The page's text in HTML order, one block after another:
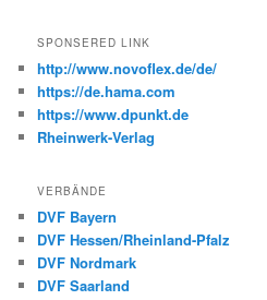
SPONSERED LINK
http://www.novoflex.de/de/
https://de.hama.com
https://www.dpunkt.de
Rheinwerk-Verlag
VERBÄNDE
DVF Bayern
DVF Hessen/Rheinland-Pfalz
DVF Nordmark
DVF Saarland